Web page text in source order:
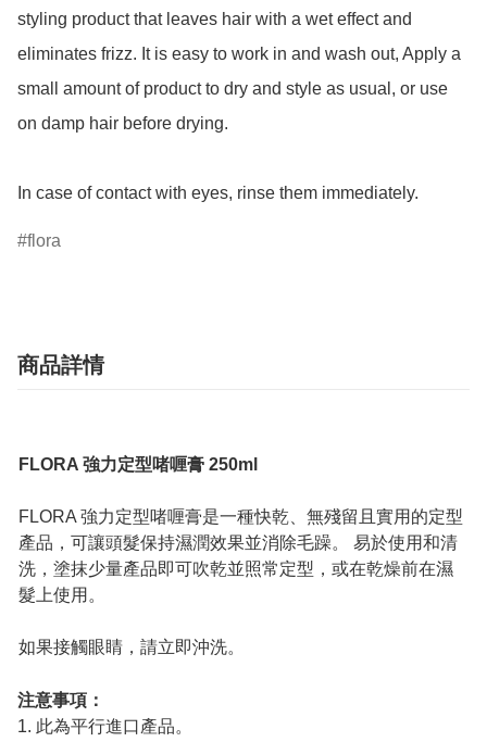
styling product that leaves hair with a wet effect and
eliminates frizz. It is easy to work in and wash out, Apply a
small amount of product to dry and style as usual, or use
on damp hair before drying.
In case of contact with eyes, rinse them immediately.
flora
商品詳情
FLORA 強力定型啫喱膏 250ml
FLORA 強力定型啫喱膏是一種快乾、無殘留且實用的定型
產品，可讓頭髮保持濕潤效果並消除毛躁。 易於使用和清
洗，塗抹少量產品即可吹乾並照常定型，或在乾燥前在濕
髮上使用。
如果接觸眼睛，請立即沖洗。
注意事項：
1. 此為平行進口產品。